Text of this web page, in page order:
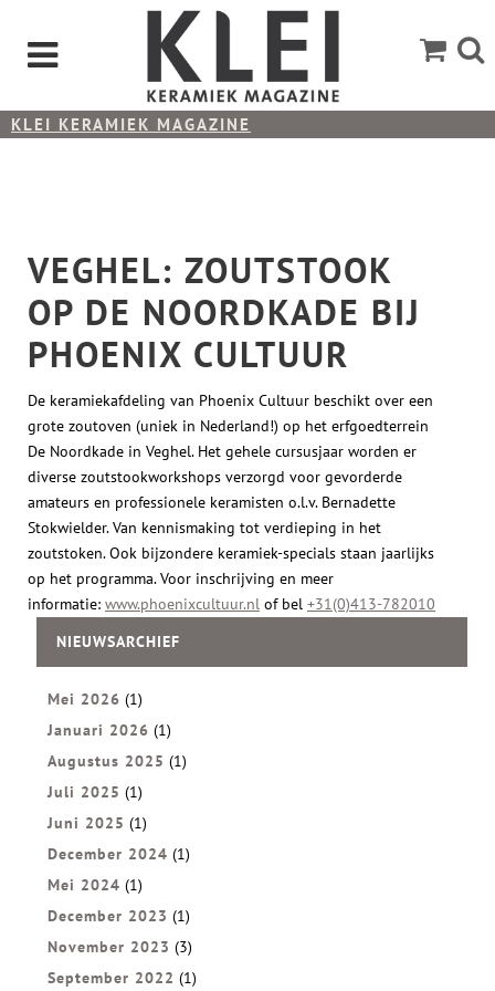
KLEI KERAMIEK MAGAZINE
VEGHEL: ZOUTSTOOK
OP DE NOORDKADE BIJ
PHOENIX CULTUUR
De keramiekafdeling van Phoenix Cultuur beschikt over een
grote zoutoven (uniek in Nederland!) op het erfgoedterrein
De Noordkade in Veghel. Het gehele cursusjaar worden er
diverse zoutstookworkshops verzorgd voor gevorderde
amateurs en professionele keramisten o.l.v. Bernadette
Stokwielder. Van kennismaking tot verdieping in het
zoutstoken. Ook bijzondere keramiek-specials staan jaarlijks
op het programma. Voor inschrijving en meer
informatie: www.phoenixcultuur.nl of bel +31(0)413-782010
NIEUWSARCHIEF
Mei 2026 (1)
Januari 2026 (1)
Augustus 2025 (1)
Juli 2025 (1)
Juni 2025 (1)
December 2024 (1)
Mei 2024 (1)
December 2023 (1)
November 2023 (3)
September 2022 (1)